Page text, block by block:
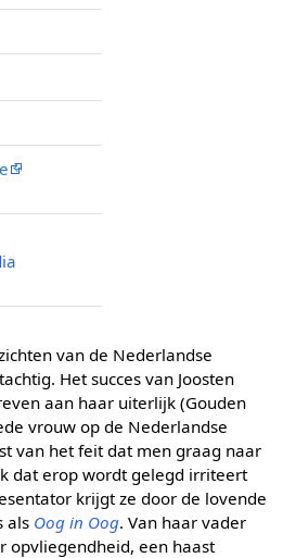
van de Nederlandse
Het succes van Joosten
aan haar uiterlijk (Gouden
vrouw op de Nederlandse
van het feit dat men graag naar
dat erop wordt gelegd irriteert
krijgt ze door de lovende
als Oog in Oog. Van haar vader
opvliegendheid, een haast